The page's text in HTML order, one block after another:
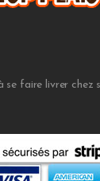
se faire livrer chez